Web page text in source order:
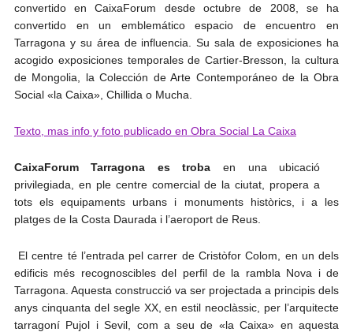
convertido en CaixaForum desde octubre de 2008, se ha
convertido en un emblemático espacio de encuentro en
Tarragona y su área de influencia. Su sala de exposiciones ha
acogido exposiciones temporales de Cartier-Bresson, la cultura
de Mongolia, la Colección de Arte Contemporáneo de la Obra
Social «la Caixa», Chillida o Mucha.
Texto, mas info y foto publicado en Obra Social La Caixa
CaixaForum Tarragona es troba en una ubicació
privilegiada, en ple centre comercial de la ciutat, propera a
tots els equipaments urbans i monuments històrics, i a les
platges de la Costa Daurada i l’aeroport de Reus.
El centre té l’entrada pel carrer de Cristòfor Colom, en un dels
edificis més recognoscibles del perfil de la rambla Nova i de
Tarragona. Aquesta construcció va ser projectada a principis dels
anys cinquanta del segle XX, en estil neoclàssic, per l’arquitecte
tarragoní Pujol i Sevil, com a seu de «la Caixa» en aquesta